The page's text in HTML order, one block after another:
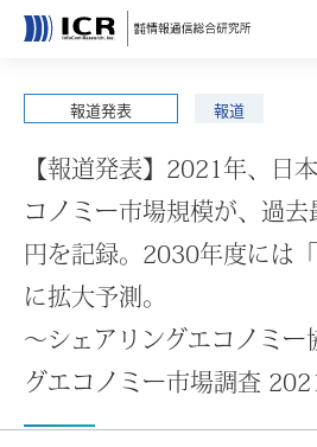
報道発表 報道
【報道発表】2021年、日
コノミー市場規模が、過
円を記録。2030年度には
に拡大予測。
〜シェアリングエコノミー
グエコノミー市場調査